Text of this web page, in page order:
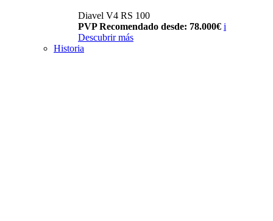
Diavel V4 RS 100
PVP Recomendado desde: 78.000€ i
Descubrir más
Historia